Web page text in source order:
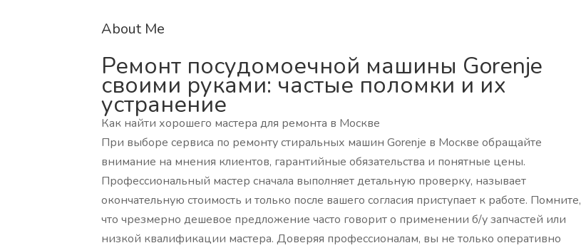
About Me
Ремонт посудомоечной машины Gorenje
своими руками: частые поломки и их
устранение
Как найти хорошего мастера для ремонта в Москве
При выборе сервиса по ремонту стиральных машин Gorenje в Москве обращайте
внимание на мнения клиентов, гарантийные обязательства и понятные цены.
Профессиональный мастер сначала выполняет детальную проверку, называет
окончательную стоимость и только после вашего согласия приступает к работе. Помните,
что чрезмерно дешевое предложение часто говорит о применении б/у запчастей или
низкой квалификации мастера. Доверяя профессионалам, вы не только оперативно